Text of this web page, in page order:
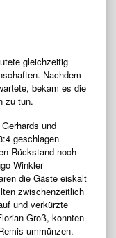
gleichzeitig
Nachdem
bekam es die
zu tun.
und
geschlagen
Rückstand noch
Winkler
die Gäste eiskalt
zwischenzeitlich
und verkürzte
Groß, konnten
ummünzen.